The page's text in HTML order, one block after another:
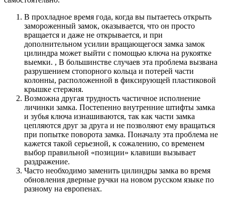
В прохладное время года, когда вы пытаетесь открыть
замороженный замок, оказывается, что он просто
вращается и даже не открывается, и при
дополнительном усилии вращающегося замка замок
цилиндра может выйти с помощью ключа на рукоятке
выемки. , В большинстве случаев эта проблема вызвана
разрушением стопорного кольца и потерей части
колонны, расположенной в фиксирующей пластиковой
крышке стержня.
Возможна другая трудность частичное исполнение
личинки замка. Постепенно внутренние штифты замка
и зубья ключа изнашиваются, так как части замка
цепляются друг за друга и не позволяют ему вращаться
при попытке поворота замка. Поначалу эта проблема не
кажется такой серьезной, к сожалению, со временем
выбор правильной «позиции» клавиши вызывает
раздражение.
Часто необходимо заменить цилиндры замка во время
обновления дверные ручки на новом русском языке по
разному на европенах.